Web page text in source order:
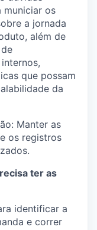
municiar os
a jornada
além de
que possam
da
Manter as
os registros
ter as
identificar a
e correr